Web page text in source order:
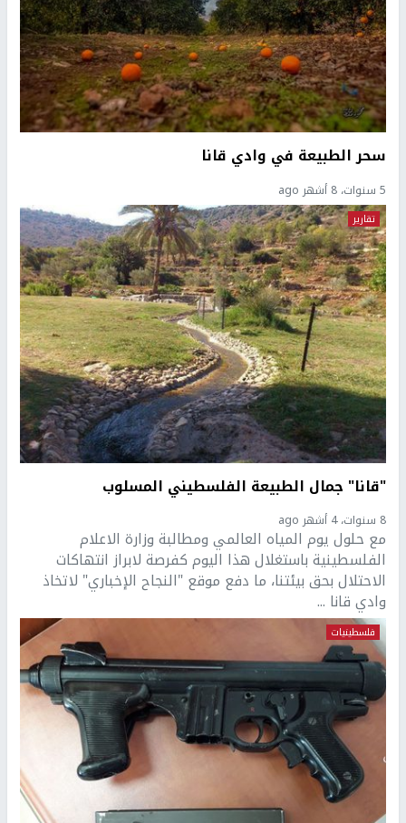
سحر الطبيعة في وادي قانا
5 سنوات، 8 أشهر ago
تقارير
"قانا" جمال الطبيعة الفلسطيني المسلوب
8 سنوات، 4 أشهر ago
مع حلول يوم المياه العالمي ومطالبة وزارة الاعلام
الفلسطينية باستغلال هذا اليوم كفرصة لابراز انتهاكات
الاحتلال بحق بيئتنا، ما دفع موقع "النجاح الإخباري" لاتخاذ
وادي قانا ...
فلسطينيات